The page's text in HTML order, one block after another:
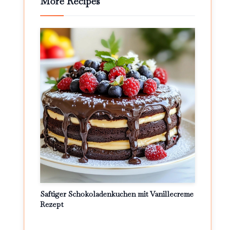
Saftiger Schokoladenkuchen mit Vanillecreme
Rezept